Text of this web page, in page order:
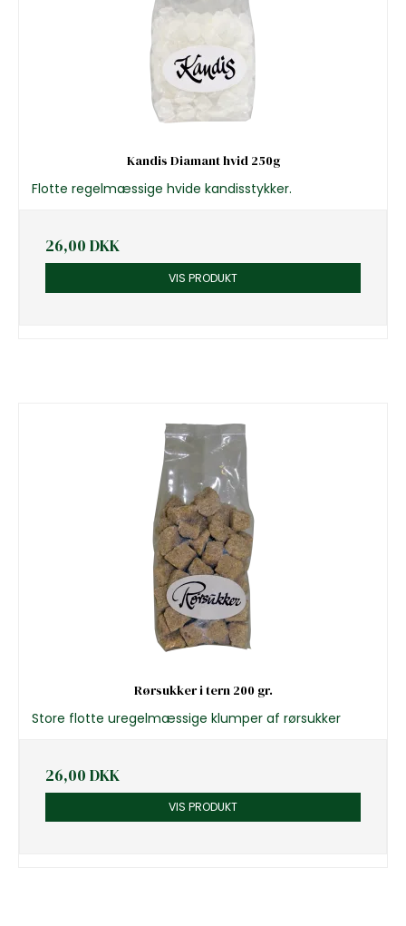
Kandis Diamant hvid 250g
Flotte regelmæssige hvide kandisstykker.
26,00 DKK
VIS PRODUKT
Rørsukker i tern 200 gr.
Store flotte uregelmæssige klumper af rørsukker
26,00 DKK
VIS PRODUKT